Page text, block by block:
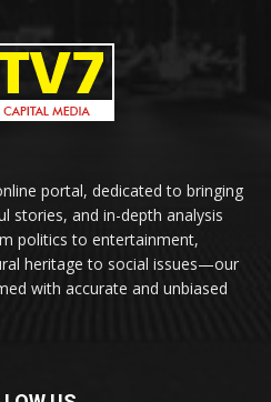
portal, dedicated to bringing
stories, and in-depth analysis
politics to entertainment,
heritage to social issues—our
with accurate and unbiased